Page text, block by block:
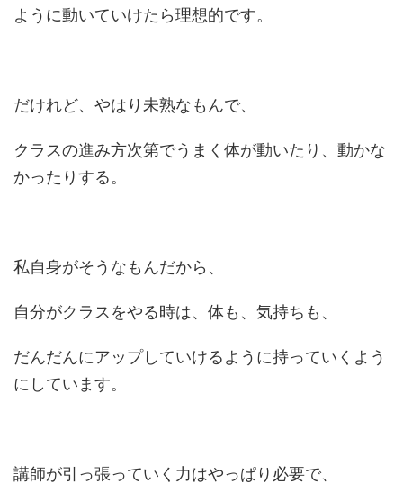
ように動いていけたら理想的です。
だけれど、やはり未熟なもんで、
クラスの進み方次第でうまく体が動いたり、動かな
かったりする。
私自身がそうなもんだから、
自分がクラスをやる時は、体も、気持ちも、
だんだんにアップしていけるように持っていくよう
にしています。
講師が引っ張っていく力はやっぱり必要で、